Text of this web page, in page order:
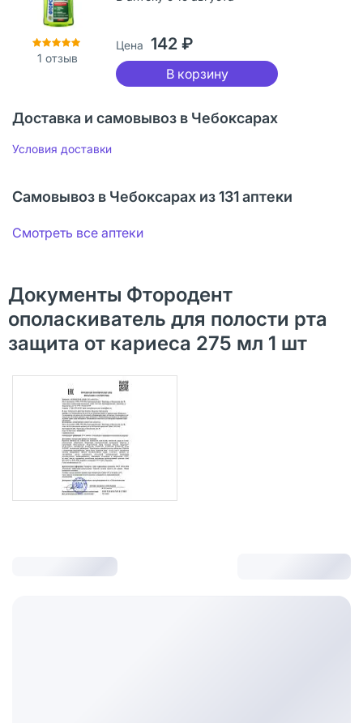
1 отзыв
Цена 142 ₽
В корзину
Доставка и самовывоз в Чебоксарах
Условия доставки
Самовывоз в Чебоксарах из 131 аптеки
Смотреть все аптеки
Документы Фтородент
ополаскиватель для полости рта
защита от кариеса 275 мл 1 шт